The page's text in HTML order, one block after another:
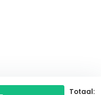
Totaal: